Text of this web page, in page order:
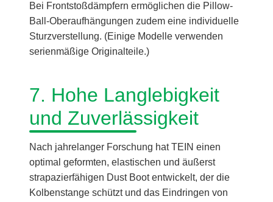
Bei Frontstoßdämpfern ermöglichen die Pillow-
Ball-Oberaufhängungen zudem eine individuelle
Sturzverstellung. (Einige Modelle verwenden
serienmäßige Originalteile.)
7. Hohe Langlebigkeit
und Zuverlässigkeit
Nach jahrelanger Forschung hat TEIN einen
optimal geformten, elastischen und äußerst
strapazierfähigen Dust Boot entwickelt, der die
Kolbenstange schützt und das Eindringen von